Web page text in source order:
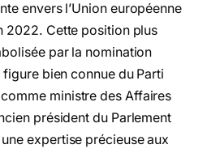
envers l’Union européenne
2022. Cette position plus
par la nomination
figure bien connue du Parti
ministre des Affaires
président du Parlement
expertise précieuse aux